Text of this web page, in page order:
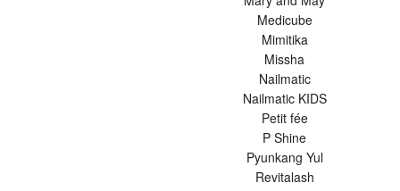
Medicube
Mimitika
Missha
Nailmatic
Nailmatic KIDS
Petit fée
P Shine
Pyunkang Yul
Revitalash